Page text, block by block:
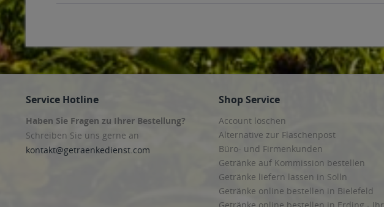
Service Hotline
Haben Sie Fragen zu Ihrer Bestellung?
Schreiben Sie uns gerne an
kontakt@getraenkedienst.com
Shop Service
Account löschen
Alternative zur Flaschenpost
Büro- und Firmenkunden
Getränke auf Kommission bestellen
Getränke liefern lassen in Solln
Getränke online bestellen in Bielefeld